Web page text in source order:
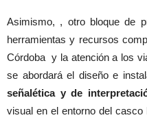
Asimismo, , otro bloque de
herramientas y recursos
Córdoba y la atención a los
se abordará el diseño e
señalética y de
visual en el entorno del casco